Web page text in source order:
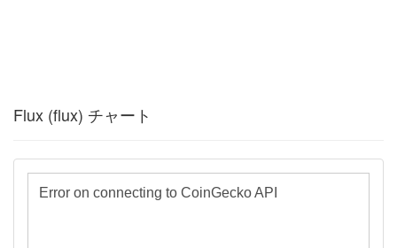
Flux (flux) チャート